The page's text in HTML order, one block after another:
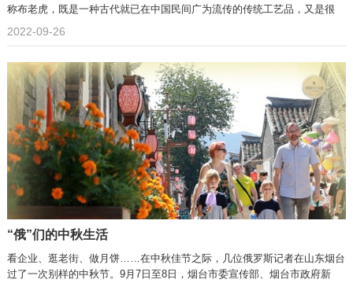
称布老虎，既是一种古代就已在中国民间广为流传的传统工艺品，又是很
2022-09-26
“俄”们的中秋生活
看企业、逛老街、做月饼……在中秋佳节之际，几位俄罗斯记者在山东烟台
过了一次别样的中秋节。9月7日至8日，烟台市委宣传部、烟台市政府新